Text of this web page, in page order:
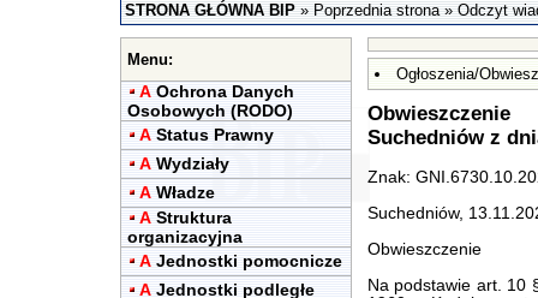
STRONA GŁÓWNA BIP»Poprzednia strona» Odczyt
Menu:
A Ochrona Danych
Osobowych (RODO)
A Status Prawny
A Wydziały
A Władze
A Struktura
organizacyjna
A Jednostki pomocnicze
A Jednostki podległe
Ogłoszenia/
Suchedniów z
Znak:
Suchedniów,
Obwieszczenie
Na podstawie art. 10